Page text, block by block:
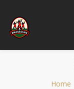
Home